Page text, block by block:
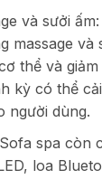
và sưởi
massage và
thể và
kỳ có thể
người dùng.
spa còn
loa